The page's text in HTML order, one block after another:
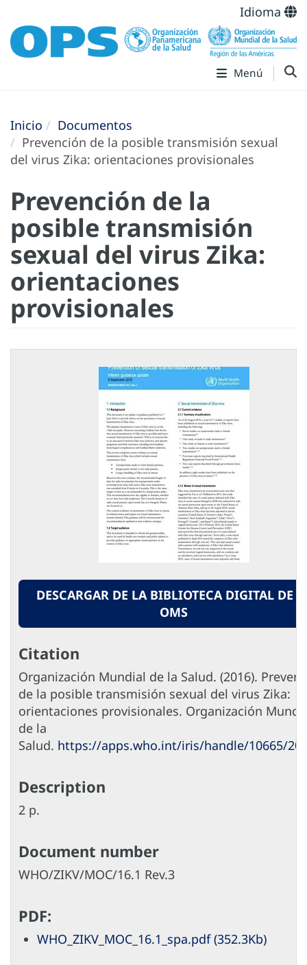
Idioma
Menú
Inicio
Documentos
Prevención de la posible transmisión sexual
del virus Zika: orientaciones provisionales
Prevención de la
posible transmisión
sexual del virus Zika:
orientaciones
provisionales
DESCARGAR DE LA BIBLIOTECA DIGITAL DE
OMS
Citation
Organización Mundial de la Salud. (‎2016)‎.
de la posible transmisión sexual del virus Zika:
orientaciones provisionales. Organización
de la
Salud. https://apps.who.int/iris/handle/10665/
Description
2 p.
Document number
WHO/ZIKV/MOC/16.1 Rev.3
PDF:
WHO_ZIKV_MOC_16.1_spa.pdf (‎352.3Kb)‎